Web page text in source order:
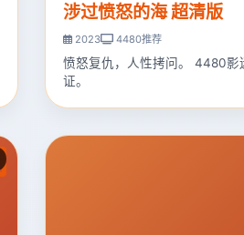
涉过愤怒的海 超清版
2023 4480推荐
愤怒复仇，人性拷问。 4480影
证。